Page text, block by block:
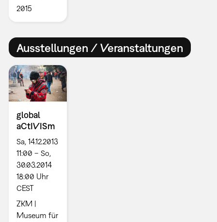
2015
Ausstellungen / Veranstaltungen
global
aCtIVISm
Sa, 14.12.2013
11:00 – So,
30.03.2014
18:00 Uhr
CEST
ZKM |
Museum für